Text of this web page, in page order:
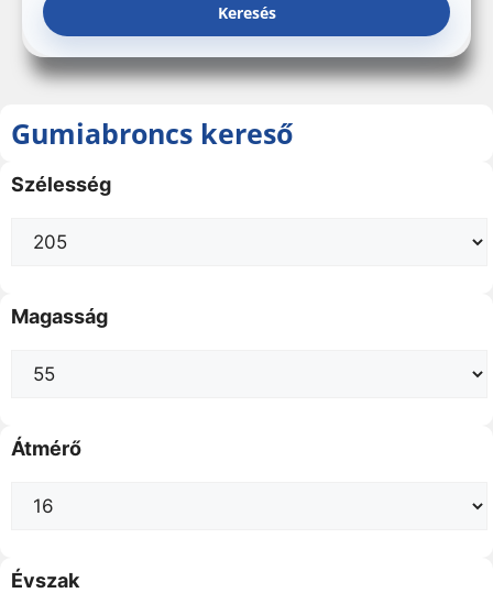
Keresés
Gumiabroncs kereső
Szélesség
Magasság
Átmérő
Évszak